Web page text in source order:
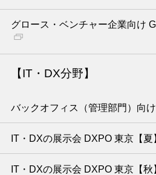
グロース・ベンチャー企業向け
【IT・DX分野】
バックオフィス（管理部門）向け
IT・DXの展示会 DXPO 東京【夏
IT・DXの展示会 DXPO 東京【秋